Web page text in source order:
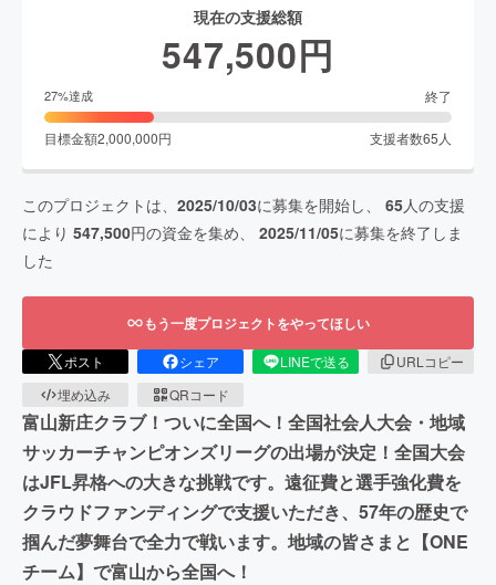
現在の支援総額
547,500円
27%達成 終了
目標金額2,000,000円 支援者数65 人
このプロジェクトは、 2025/10/03に募集を開始し、 65人の支援
により 547,500円の資金を集め、 2025/11/05に募集を終了しま
した
もう一度プロジェクトをやってほしい
ポスト シェア LINEで送る
URLコピー
埋め込み
QRコード
富山新庄クラブ！ついに全国へ！全国社会人大会・地域
サッカーチャンピオンズリーグの出場が決定！全国大会
はJFL昇格への大きな挑戦です。遠征費と選手強化費を
クラウドファンディングで支援いただき、57年の歴史で
掴んだ夢舞台で全力で戦います。地域の皆さまと【ONE
チーム】で富山から全国へ！